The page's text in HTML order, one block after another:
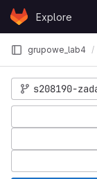
Skip to content
GitLabExplore
grupowe_lab4
s208190-